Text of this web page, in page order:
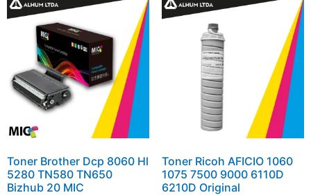
Toner Brother Dcp 8060 Hl
5280 TN580 TN650
Bizhub 20 MIC
Toner Ricoh AFICIO 1060
1075 7500 9000 6110D
6210D Original